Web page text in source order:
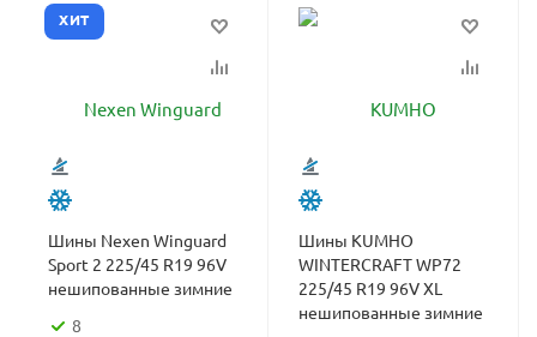
ХИТ
Шины Nexen Winguard
Sport 2 225/45 R19 96V
нешипованные зимние
8
Шины KUMHO
WINTERCRAFT WP72
225/45 R19 96V XL
нешипованные зимние